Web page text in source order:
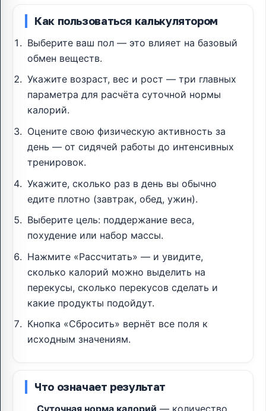
Как пользоваться калькулятором
Выберите ваш пол — это влияет на базовый
обмен веществ.
Укажите возраст, вес и рост — три главных
параметра для расчёта суточной нормы
калорий.
Оцените свою физическую активность за
день — от сидячей работы до интенсивных
тренировок.
Укажите, сколько раз в день вы обычно
едите плотно (завтрак, обед, ужин).
Выберите цель: поддержание веса,
похудение или набор массы.
Нажмите «Рассчитать» — и увидите,
сколько калорий можно выделить на
перекусы, сколько перекусов сделать и
какие продукты подойдут.
Кнопка «Сбросить» вернёт все поля к
исходным значениям.
Что означает результат